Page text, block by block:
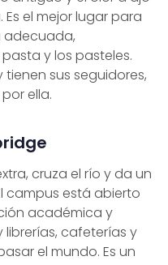
el mejor lugar para
adecuada,
y los pasteles.
tienen sus seguidores,
ella.
cruza el río y da un
campus está abierto
académica y
cafeterías y
el mundo. Es un